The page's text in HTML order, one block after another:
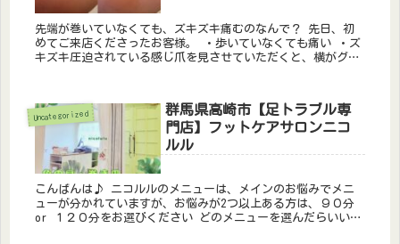
先端が巻いていなくても、ズキズキ痛むのなんで？ 先日、初
めてご来店くださったお客様。 ・歩いていなくても痛い ・ズ
キズキ圧迫されている感じ爪を見させていただくと、横がグ
Uncategorized
群馬県高崎市【足トラブル専
門店】フットケアサロンニコ
ルル
こんばんは♪ ニコルルのメニューは、メインのお悩みでメニ
ューが分かれていますが、お悩みが2つ以上ある方は、９０分
or １２０分をお選びください どのメニューを選んだらいいか